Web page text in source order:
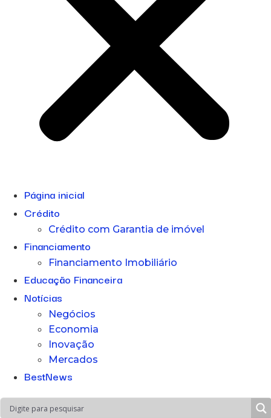
Página inicial
Crédito
Crédito com Garantia de imóvel
Financiamento
Financiamento Imobiliário
Educação Financeira
Notícias
Negócios
Economia
Inovação
Mercados
BestNews